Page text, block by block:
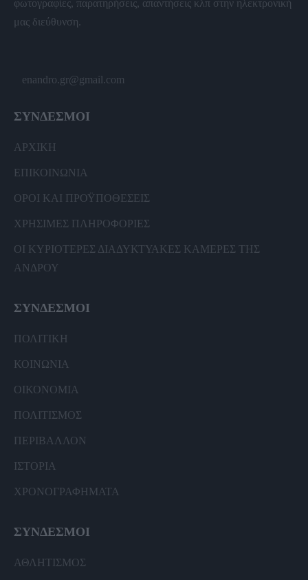
φωτογραφίες, παρατηρήσεις, απαντήσεις κλπ στην ηλεκτρονική
μας διεύθυνση.
enandro.gr@gmail.com
ΣΥΝΔΕΣΜΟΙ
ΑΡΧΙΚΗ
ΕΠΙΚΟΙΝΩΝΙΑ
ΟΡΟΙ ΚΑΙ ΠΡΟΫΠΟΘΕΣΕΙΣ
ΧΡΗΣΙΜΕΣ ΠΛΗΡΟΦΟΡΙΕΣ
ΟΙ ΚΥΡΙΟΤΕΡΕΣ ΔΙΑΔΥΚΤΥΑΚΕΣ ΚΑΜΕΡΕΣ ΤΗΣ
ΑΝΔΡΟΥ
ΣΥΝΔΕΣΜΟΙ
ΠΟΛΙΤΙΚΗ
ΚΟΙΝΩΝΙΑ
ΟΙΚΟΝΟΜΙΑ
ΠΟΛΙΤΙΣΜΟΣ
ΠΕΡΙΒΑΛΛΟΝ
ΙΣΤΟΡΙΑ
ΧΡΟΝΟΓΡΑΦΗΜΑΤΑ
ΣΥΝΔΕΣΜΟΙ
ΑΘΛΗΤΙΣΜΟΣ